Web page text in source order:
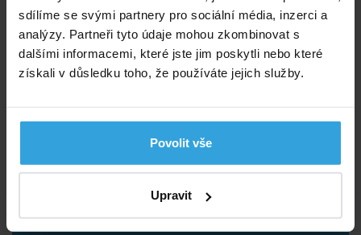
sdílíme se svými partnery pro sociální média, inzerci a
analýzy. Partneři tyto údaje mohou zkombinovat s
dalšími informacemi, které jste jim poskytli nebo které
získali v důsledku toho, že používáte jejich služby.
Povolit vše
Upravit
Skladem > 50 ks
115,- Kč